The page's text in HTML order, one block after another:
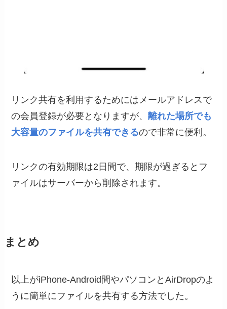
リンク共有を利用するためにはメールアドレスで
の会員登録が必要となりますが、離れた場所でも
大容量のファイルを共有できるので非常に便利。
リンクの有効期限は2日間で、期限が過ぎるとフ
ァイルはサーバーから削除されます。
まとめ
以上がiPhone-Android間やパソコンとAirDropのよ
うに簡単にファイルを共有する方法でした。